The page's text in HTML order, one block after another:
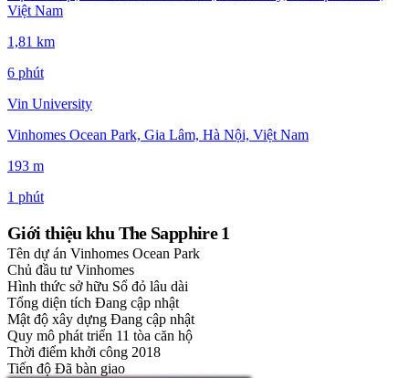
Việt Nam
1,81 km
6 phút
Vin University
Vinhomes Ocean Park, Gia Lâm, Hà Nội, Việt Nam
193 m
1 phút
Giới thiệu khu The Sapphire 1
Tên dự án Vinhomes Ocean Park
Chủ đầu tư Vinhomes
Hình thức sở hữu Sổ đỏ lâu dài
Tổng diện tích Đang cập nhật
Mật độ xây dựng Đang cập nhật
Quy mô phát triển 11 tòa căn hộ
Thời điểm khởi công 2018
Tiến độ Đã bàn giao